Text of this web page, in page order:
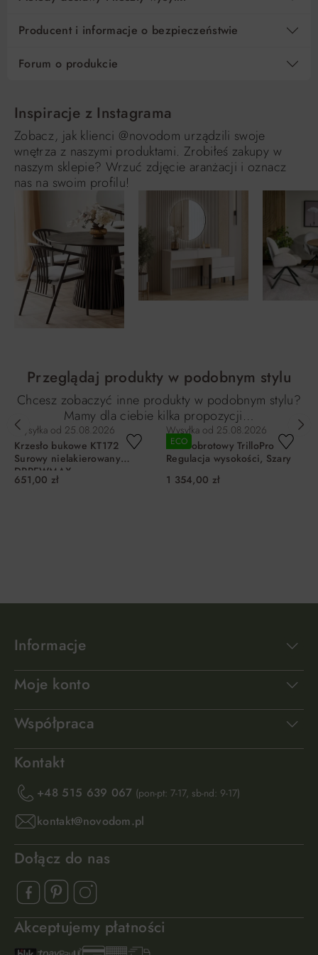
Producent i informacje o bezpieczeństwie
Forum o produkcie
Inspiracje z Instagrama
Zobacz, jak klienci @novodom urządzili swoje
wnętrza z naszymi produktami. Zrobiłeś zakupy w
naszym sklepie? Wrzuć zdjęcie aranżacji i oznacz
nas na swoim profilu!
Przeglądaj produkty w podobnym stylu
Chcesz zobaczyć inne produkty w podobnym stylu?
Mamy dla ciebie kilka propozycji…
Wysyłka od 25.08.2026
Krzesło bukowe KT172
Surowy nielakierowany
DRREWMAX
651,00 zł
ECO
Wysyłka od 25.08.2026
Fotel obrotowy TrilloPro
Regulacja wysokości, Szary
1 354,00 zł
Informacje
Moje konto
Współpraca
Kontakt
+48 515 639 067 (pon-pt: 7-17, sb-nd: 9-17)
kontakt@novodom.pl
Dołącz do nas
Akceptujemy płatności